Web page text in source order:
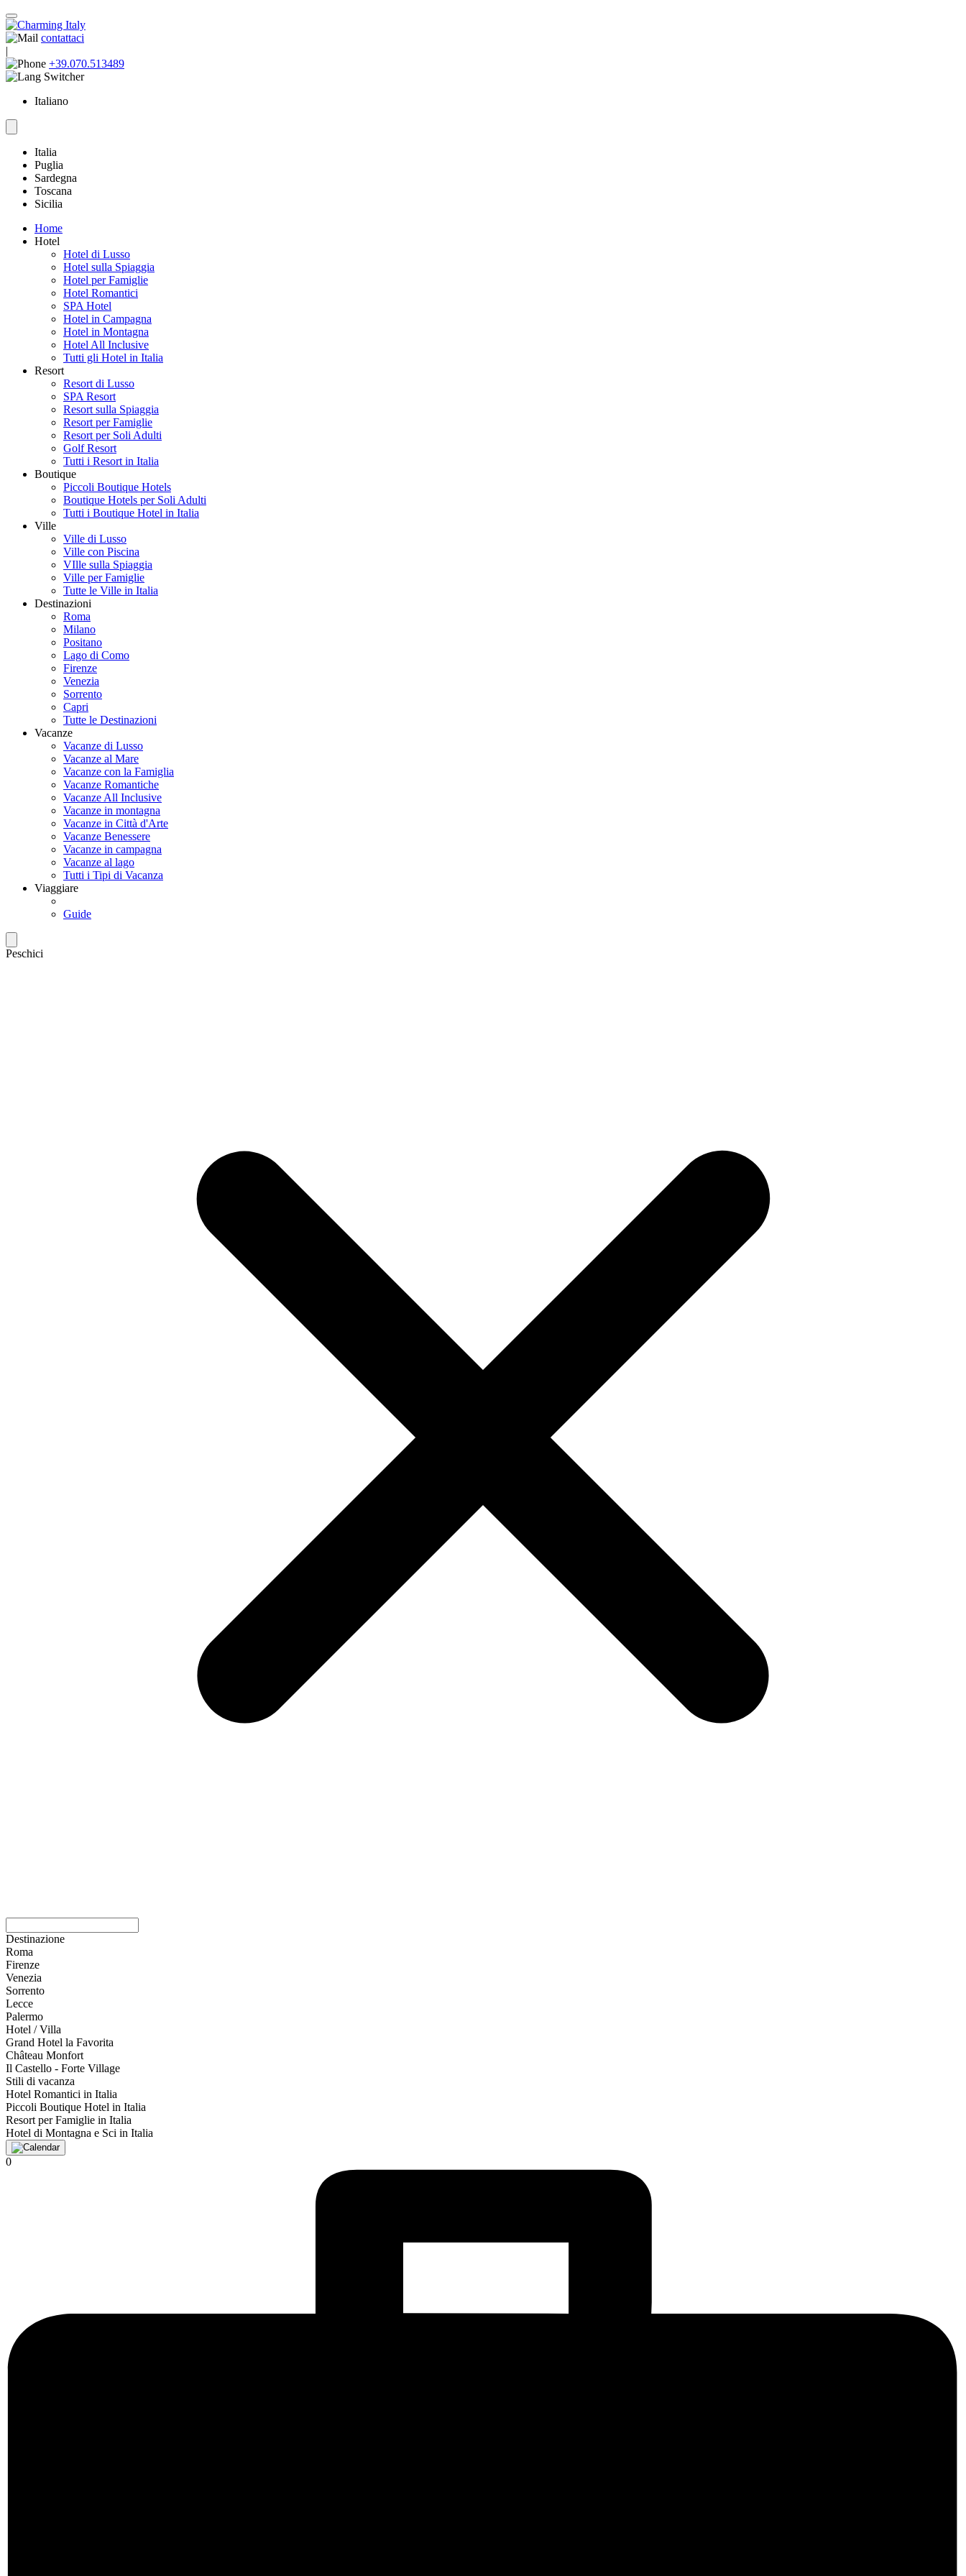
contattaci
|
+39.070.513489
Italiano
Italia
Puglia
Sardegna
Toscana
Sicilia
Home
Hotel
Hotel di Lusso
Hotel sulla Spiaggia
Hotel per Famiglie
Hotel Romantici
SPA Hotel
Hotel in Campagna
Hotel in Montagna
Hotel All Inclusive
Tutti gli Hotel in Italia
Resort
Resort di Lusso
SPA Resort
Resort sulla Spiaggia
Resort per Famiglie
Resort per Soli Adulti
Golf Resort
Tutti i Resort in Italia
Boutique
Piccoli Boutique Hotels
Boutique Hotels per Soli Adulti
Tutti i Boutique Hotel in Italia
Ville
Ville di Lusso
Ville con Piscina
VIlle sulla Spiaggia
Ville per Famiglie
Tutte le Ville in Italia
Destinazioni
Roma
Milano
Positano
Lago di Como
Firenze
Venezia
Sorrento
Capri
Tutte le Destinazioni
Vacanze
Vacanze di Lusso
Vacanze al Mare
Vacanze con la Famiglia
Vacanze Romantiche
Vacanze All Inclusive
Vacanze in montagna
Vacanze in Città d'Arte
Vacanze Benessere
Vacanze in campagna
Vacanze al lago
Tutti i Tipi di Vacanza
Viaggiare
Guide
Peschici
Destinazione
Roma
Firenze
Venezia
Sorrento
Lecce
Palermo
Hotel / Villa
Grand Hotel la Favorita
Château Monfort
Il Castello - Forte Village
Stili di vacanza
Hotel Romantici in Italia
Piccoli Boutique Hotel in Italia
Resort per Famiglie in Italia
Hotel di Montagna e Sci in Italia
0